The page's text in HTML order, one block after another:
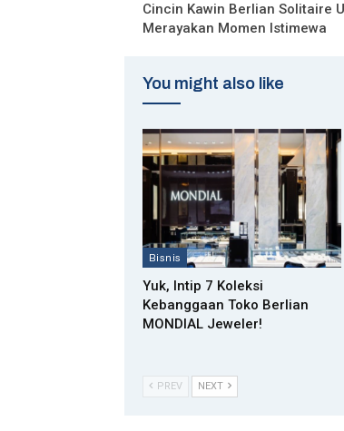
Cincin Kawin Berlian Solitaire
Merayakan Momen Istimewa
You might also like
Bisnis
Yuk, Intip 7 Koleksi
Kebanggaan Toko Berlian
MONDIAL Jeweler!
PREV NEXT